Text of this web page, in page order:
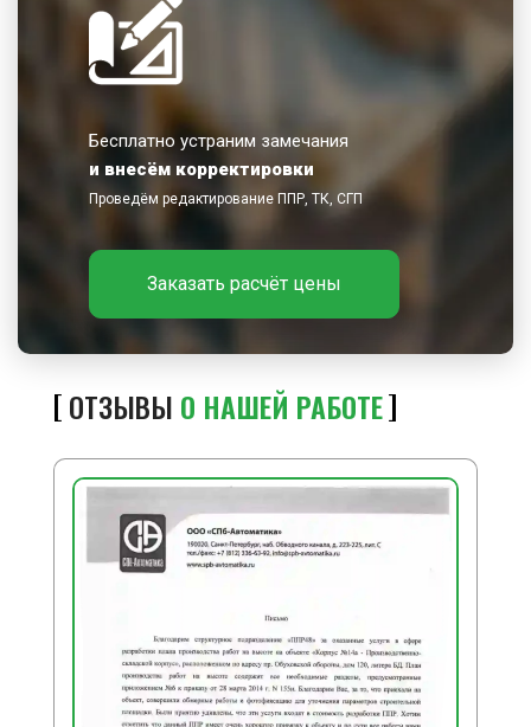
Бесплатно устраним замечания
и внесём корректировки
Проведём редактирование ППР, ТК, СГП
Заказать расчёт цены
ОТЗЫВЫ О НАШЕЙ РАБОТЕ